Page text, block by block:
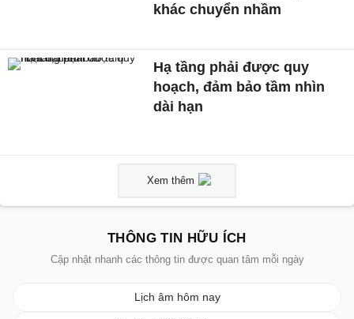
khác chuyển nhầm
Hạ tầng phải được quy
hoạch, đảm bảo tầm nhìn
dài hạn
Xem thêm
THÔNG TIN HỮU ÍCH
Cập nhật nhanh các thông tin được quan tâm mỗi ngày
Lịch âm hôm nay